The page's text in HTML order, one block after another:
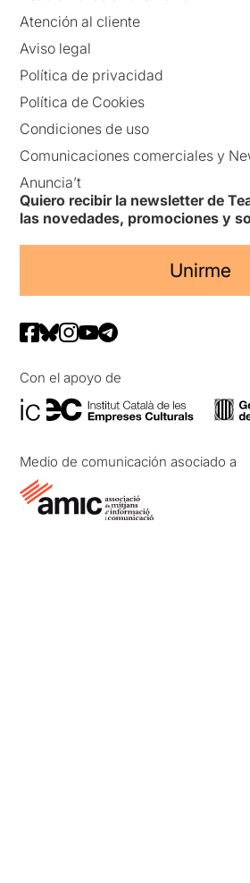
Atención al cliente
Aviso legal
Política de privacidad
Política de Cookies
Condiciones de uso
Comunicaciones comerciales y
Anuncia’t
Quiero recibir la newsletter de
las novedades, promociones y
Unirme
Con el apoyo de
Medio de comunicación asociado a